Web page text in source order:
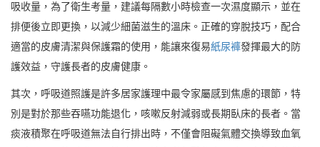
吸收量，為了衛生考量，建議每隔數小時檢查一次濕度顯示，並在
排便後立即更換，以減少細菌滋生的溫床。正確的穿脫技巧，配合
適當的皮膚清潔與保護霜的使用，能讓來復易紙尿褲發揮最大的防
護效益，守護長者的皮膚健康。
其次，呼吸道照護是許多居家護理中最令家屬感到焦慮的環節，特
別是對於那些吞嚥功能退化，咳嗽反射減弱或長期臥床的長者。當
痰液積聚在呼吸道無法自行排出時，不僅會阻礙氣體交換導致血氧